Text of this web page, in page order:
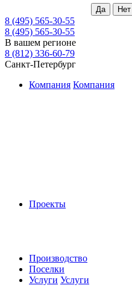
8 (495) 565-30-55
8 (495) 565-30-55
В вашем регионе
8 (812) 336-60-79
Санкт-Петербург
Компания Компания
Проекты
Производство
Поселки
Услуги Услуги